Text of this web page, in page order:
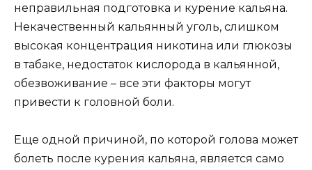
неправильная подготовка и курение кальяна.
Некачественный кальянный уголь, слишком
высокая концентрация никотина или глюкозы
в табаке, недостаток кислорода в кальянной,
обезвоживание – все эти факторы могут
привести к головной боли.
Еще одной причиной, по которой голова может
болеть после курения кальяна, является само